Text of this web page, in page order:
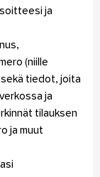
ja
(niille
sekä tiedot, joita
ja
tilauksen
ja muut